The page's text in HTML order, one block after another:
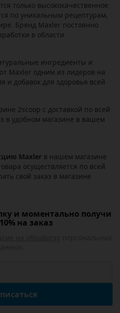
только высококачественное
по уникальным рецептурам,
Бренд Maxler постоянно
в области
ингредиенты и
Maxler одним из лидеров на
и добавок для здоровья всей
2scoop с доставкой по всей
в удобном магазине в вашем
Maxler в нашем магазине
осуществляется по всей
свой заказ в магазине
и моментально получи
на заказ